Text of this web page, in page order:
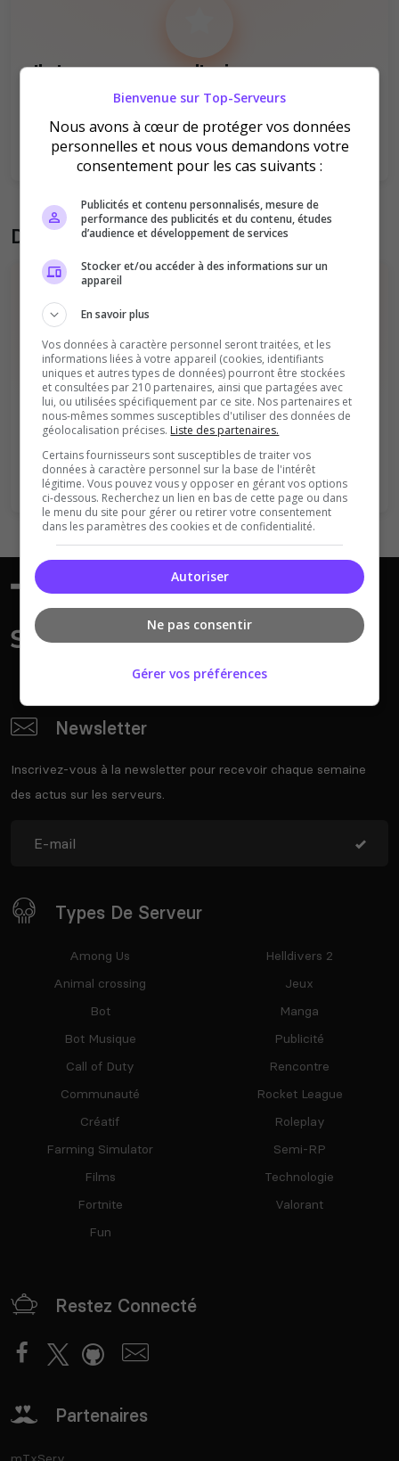
Il n'y a pas encore d'avis sur ce serveur.
Qualité
Staff du serveur
Ambiance
Disponibilité
Donner son avis sur le serveur
Vous devez être connecté pour ajouter
un avis sur ce serveur !
Se connecter S'inscrire
Newsletter
Inscrivez-vous à la newsletter pour recevoir chaque semaine
des actus sur les serveurs.
Types De Serveur
Among Us
Animal crossing
Bot
Bot Musique
Call of Duty
Communauté
Créatif
Farming Simulator
Films
Fortnite
Fun
Helldivers 2
Jeux
Manga
Publicité
Rencontre
Rocket League
Roleplay
Semi-RP
Technologie
Valorant
Restez Connecté
Partenaires
Bienvenue sur Top-Serveurs
Nous avons à cœur de protéger vos données
personnelles et nous vous demandons votre
consentement pour les cas suivants :
Publicités et contenu personnalisés, mesure de
performance des publicités et du contenu, études
d’audience et développement de services
Stocker et/ou accéder à des informations sur un
appareil
En savoir plus
Vos données à caractère personnel seront traitées, et les
informations liées à votre appareil (cookies, identifiants
uniques et autres types de données) pourront être stockées
et consultées par 210 partenaires, ainsi que partagées avec
lui, ou utilisées spécifiquement par ce site. Nos partenaires et
nous-mêmes sommes susceptibles d'utiliser des données de
géolocalisation précises. Liste des partenaires.
Certains fournisseurs sont susceptibles de traiter vos
données à caractère personnel sur la base de l'intérêt
légitime. Vous pouvez vous y opposer en gérant vos options
ci-dessous. Recherchez un lien en bas de cette page ou dans
le menu du site pour gérer ou retirer votre consentement
dans les paramètres des cookies et de confidentialité.
Autoriser
Ne pas consentir
Gérer vos préférences